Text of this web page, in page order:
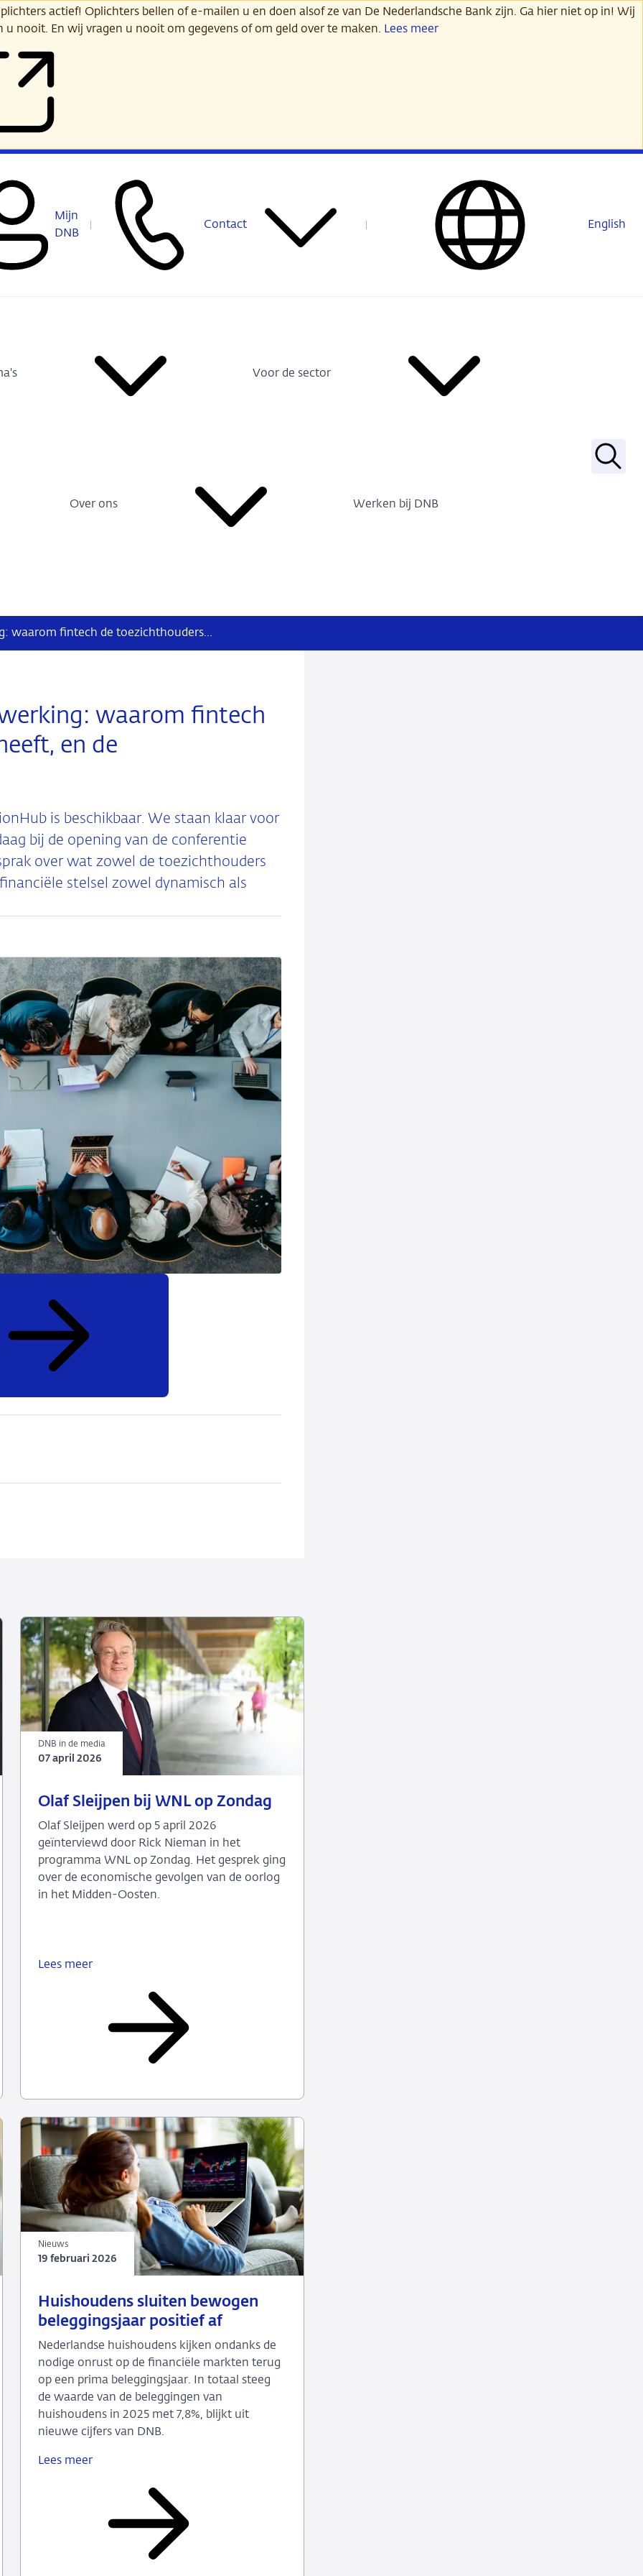
actief! Oplichters bellen of e-mailen u en doen alsof ze van De Nederlandsche Bank zijn. Ga hier niet op in! Wij
u nooit. En wij vragen u nooit om gegevens of om geld over te maken. Lees meer
Mijn
DNB
Contact English
Voor de sector
Over ons Werken bij DNB
Zoek
Van overleven naar samenwerking: waarom fintech de toezichthouders nodig heeft, en de toezichthouders fintech
waarom fintech
en de
is beschikbaar. We staan klaar voor
bij de opening van de conferentie
over wat zowel de toezichthouders
stelsel zowel dynamisch als
Olaf Sleijpen bij WNL op Zondag
07
2026
DNB
de
media
Olaf Sleijpen werd op 5 april 2026
geïnterviewd door Rick Nieman in het
programma WNL op Zondag. Het gesprek ging
over de economische gevolgen van de oorlog
in het Midden-Oosten.
Lees meer
DNB in de media
07 april 2026
Huishoudens sluiten bewogen
beleggingsjaar positief af
19
februari
Nieuws
Nederlandse huishoudens kijken ondanks de
nodige onrust op de financiële markten terug
op een prima beleggingsjaar. In totaal steeg
de waarde van de beleggingen van
huishoudens in 2025 met 7,8%, blijkt uit
nieuwe cijfers van DNB.
Lees meer
beleggingsjaar
positief
Nieuws
19 februari 2026